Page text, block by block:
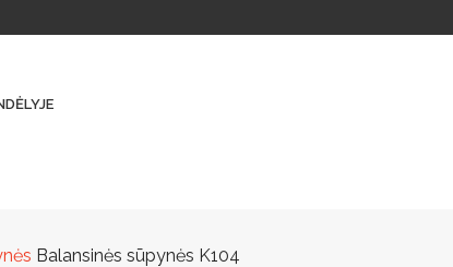
Balansinės sūpynės K104